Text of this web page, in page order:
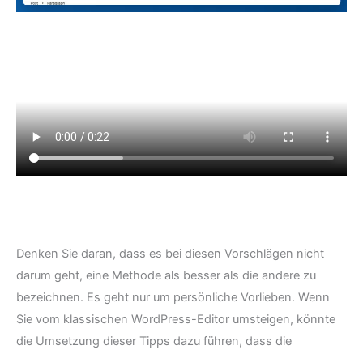
Denken Sie daran, dass es bei diesen Vorschlägen nicht
darum geht, eine Methode als besser als die andere zu
bezeichnen. Es geht nur um persönliche Vorlieben. Wenn
Sie vom klassischen WordPress-Editor umsteigen, könnte
die Umsetzung dieser Tipps dazu führen, dass die